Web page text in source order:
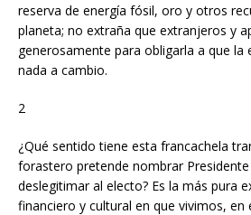
reserva de energía fósil, oro y otros
planeta; no extraña que extranjeros y
generosamente para obligarla a que la
nada a cambio.
2
¿Qué sentido tiene esta francachela
forastero pretende nombrar Presidente
deslegitimar al electo? Es la más pura
financiero y cultural en que vivimos, en